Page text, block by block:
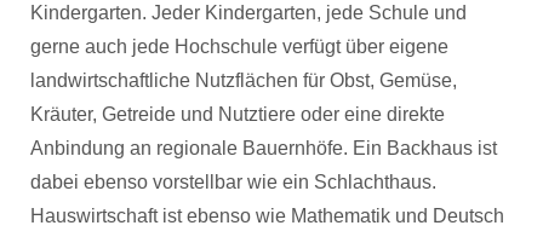
Kindergarten. Jeder Kindergarten, jede Schule und
gerne auch jede Hochschule verfügt über eigene
landwirtschaftliche Nutzflächen für Obst, Gemüse,
Kräuter, Getreide und Nutztiere oder eine direkte
Anbindung an regionale Bauernhöfe. Ein Backhaus ist
dabei ebenso vorstellbar wie ein Schlachthaus.
Hauswirtschaft ist ebenso wie Mathematik und Deutsch